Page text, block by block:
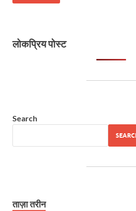
लोकप्रिय पोस्ट
Search
ताज़ा तरीन